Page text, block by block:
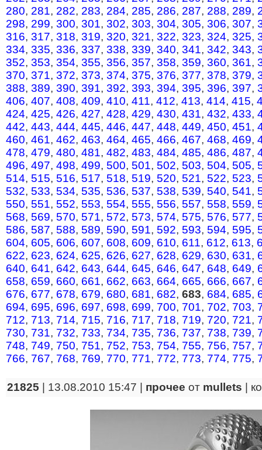
280, 281, 282, 283, 284, 285, 286, 287, 288, 289,
298, 299, 300, 301, 302, 303, 304, 305, 306, 307,
316, 317, 318, 319, 320, 321, 322, 323, 324, 325,
334, 335, 336, 337, 338, 339, 340, 341, 342, 343,
352, 353, 354, 355, 356, 357, 358, 359, 360, 361,
370, 371, 372, 373, 374, 375, 376, 377, 378, 379,
388, 389, 390, 391, 392, 393, 394, 395, 396, 397,
406, 407, 408, 409, 410, 411, 412, 413, 414, 415,
424, 425, 426, 427, 428, 429, 430, 431, 432, 433,
442, 443, 444, 445, 446, 447, 448, 449, 450, 451,
460, 461, 462, 463, 464, 465, 466, 467, 468, 469,
478, 479, 480, 481, 482, 483, 484, 485, 486, 487,
496, 497, 498, 499, 500, 501, 502, 503, 504, 505,
514, 515, 516, 517, 518, 519, 520, 521, 522, 523,
532, 533, 534, 535, 536, 537, 538, 539, 540, 541,
550, 551, 552, 553, 554, 555, 556, 557, 558, 559,
568, 569, 570, 571, 572, 573, 574, 575, 576, 577,
586, 587, 588, 589, 590, 591, 592, 593, 594, 595,
604, 605, 606, 607, 608, 609, 610, 611, 612, 613,
622, 623, 624, 625, 626, 627, 628, 629, 630, 631,
640, 641, 642, 643, 644, 645, 646, 647, 648, 649,
658, 659, 660, 661, 662, 663, 664, 665, 666, 667,
676, 677, 678, 679, 680, 681, 682, 683, 684, 685,
694, 695, 696, 697, 698, 699, 700, 701, 702, 703,
712, 713, 714, 715, 716, 717, 718, 719, 720, 721,
730, 731, 732, 733, 734, 735, 736, 737, 738, 739,
748, 749, 750, 751, 752, 753, 754, 755, 756, 757,
766, 767, 768, 769, 770, 771, 772, 773, 774, 775,
21825 | 13.08.2010 15:47 | прочее от mullets